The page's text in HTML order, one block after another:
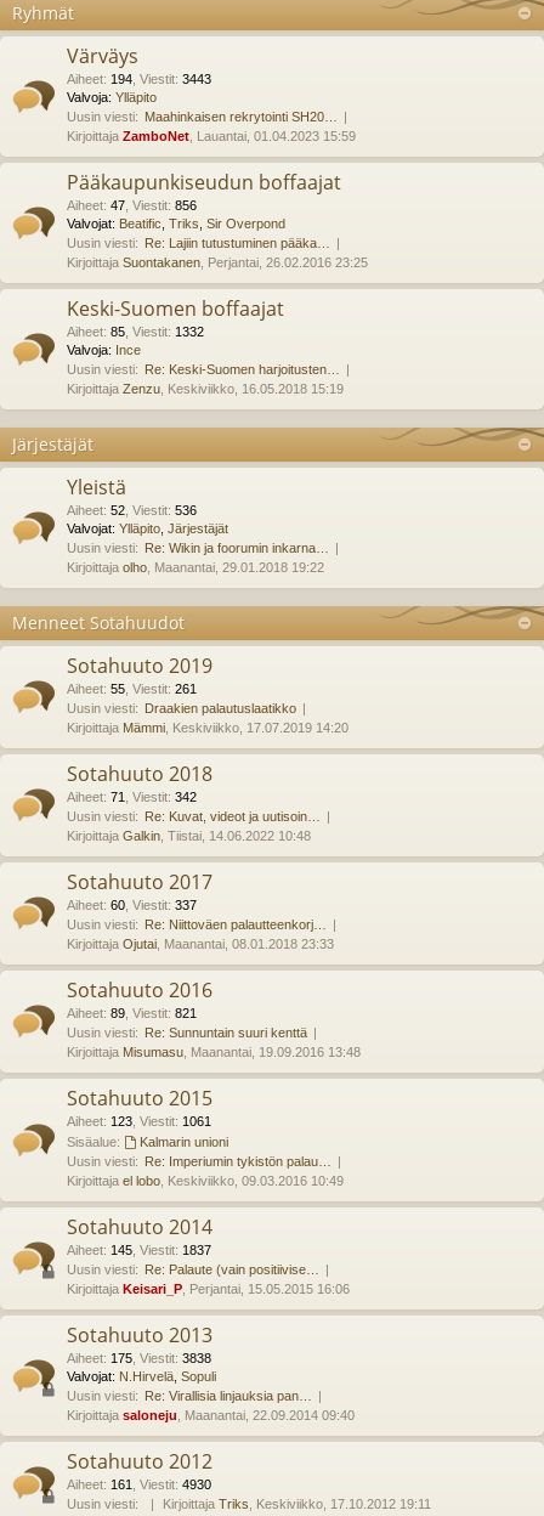
Ryhmät
Värväys
Aiheet: 194 Viestit: 3443
Valvoja: Ylläpito
Uusin viesti: Maahinkaisen rekrytointi SH20…
Kirjoittaja ZamboNet , Lauantai, 01.04.2023 15:59
Pääkaupunkiseudun boffaajat
Aiheet: 47 Viestit: 856
Valvojat: Beatific Triks Sir Overpond
Uusin viesti: Re: Lajiin tutustuminen pääka…
Kirjoittaja Suontakanen , Perjantai, 26.02.2016 23:25
Keski-Suomen boffaajat
Aiheet: 85 Viestit: 1332
Valvoja: Ince
Uusin viesti: Re: Keski-Suomen harjoitusten…
Kirjoittaja Zenzu , Keskiviikko, 16.05.2018 15:19
Järjestäjät
Yleistä
Aiheet: 52 Viestit: 536
Valvojat: Ylläpito Järjestäjät
Uusin viesti: Re: Wikin ja foorumin inkarna…
Kirjoittaja olho , Maanantai, 29.01.2018 19:22
Menneet Sotahuudot
Sotahuuto 2019
Aiheet: 55 Viestit: 261
Uusin viesti: Draakien palautuslaatikko
Kirjoittaja Mämmi , Keskiviikko, 17.07.2019 14:20
Sotahuuto 2018
Aiheet: 71 Viestit: 342
Uusin viesti: Re: Kuvat, videot ja uutisoin…
Kirjoittaja Galkin , Tiistai, 14.06.2022 10:48
Sotahuuto 2017
Aiheet: 60 Viestit: 337
Uusin viesti: Re: Niittoväen palautteenkorj…
Kirjoittaja Ojutai , Maanantai, 08.01.2018 23:33
Sotahuuto 2016
Aiheet: 89 Viestit: 821
Uusin viesti: Re: Sunnuntain suuri kenttä
Kirjoittaja Misumasu , Maanantai, 19.09.2016 13:48
Sotahuuto 2015
Aiheet: 123 Viestit: 1061
Sisäalue:
Kalmarin unioni
Uusin viesti: Re: Imperiumin tykistön palau…
Kirjoittaja el lobo , Keskiviikko, 09.03.2016 10:49
Sotahuuto 2014
Aiheet: 145 Viestit: 1837
Uusin viesti: Re: Palaute (vain positiivise…
Kirjoittaja Keisari_P , Perjantai, 15.05.2015 16:06
Sotahuuto 2013
Aiheet: 175 Viestit: 3838
Valvojat: N.Hirvelä Sopuli
Uusin viesti: Re: Virallisia linjauksia pan…
Kirjoittaja saloneju , Maanantai, 22.09.2014 09:40
Sotahuuto 2012
Aiheet: 161 Viestit: 4930
Uusin viesti:
Kirjoittaja Triks , Keskiviikko, 17.10.2012 19:11